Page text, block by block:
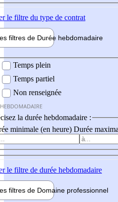
le filtre du type de contrat
filtres de Durée hebdomadaire
Temps plein
Temps partiel
Non renseignée
la durée hebdomadaire :
minimale (en heure) Durée
le filtre de durée hebdomadaire
filtres de Domaine professionnel